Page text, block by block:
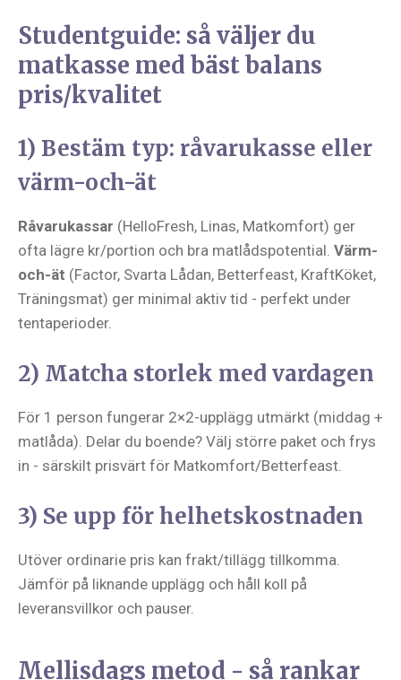
Studentguide: så väljer du
matkasse med bäst balans
pris/kvalitet
1) Bestäm typ: råvarukasse eller
värm-och-ät
Råvarukassar (HelloFresh, Linas, Matkomfort) ger
ofta lägre kr/portion och bra matlådspotential. Värm-
och-ät (Factor, Svarta Lådan, Betterfeast, KraftKöket,
Träningsmat) ger minimal aktiv tid - perfekt under
tentaperioder.
2) Matcha storlek med vardagen
För 1 person fungerar 2×2-upplägg utmärkt (middag +
matlåda). Delar du boende? Välj större paket och frys
in - särskilt prisvärt för Matkomfort/Betterfeast.
3) Se upp för helhetskostnaden
Utöver ordinarie pris kan frakt/tillägg tillkomma.
Jämför på liknande upplägg och håll koll på
leveransvillkor och pauser.
Mellisdags metod - så rankar